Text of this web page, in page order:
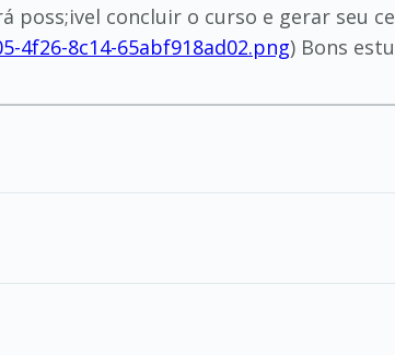
poss;ivel concluir o curso e gerar seu
4f26-8c14-65abf918ad02.png) Bons